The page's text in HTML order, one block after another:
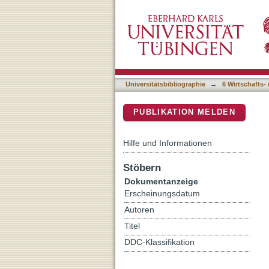
Universitätsbibliographie → 6 Wirtschafts-
PUBLIKATION MELDEN
Hilfe und Informationen
Stöbern
Dokumentanzeige
Erscheinungsdatum
Autoren
Titel
DDC-Klassifikation